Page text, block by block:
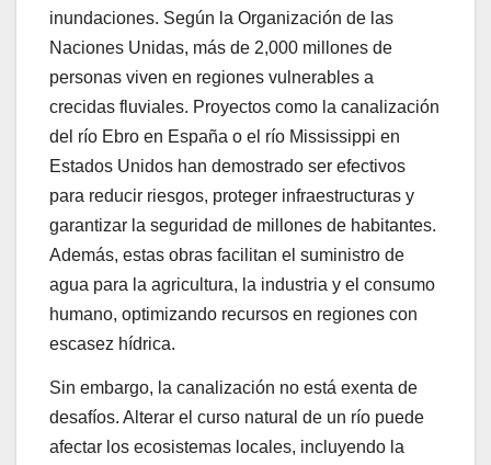
inundaciones. Según la Organización de las
Naciones Unidas, más de 2,000 millones de
personas viven en regiones vulnerables a
crecidas fluviales. Proyectos como la canalización
del río Ebro en España o el río Mississippi en
Estados Unidos han demostrado ser efectivos
para reducir riesgos, proteger infraestructuras y
garantizar la seguridad de millones de habitantes.
Además, estas obras facilitan el suministro de
agua para la agricultura, la industria y el consumo
humano, optimizando recursos en regiones con
escasez hídrica.
Sin embargo, la canalización no está exenta de
desafíos. Alterar el curso natural de un río puede
afectar los ecosistemas locales, incluyendo la